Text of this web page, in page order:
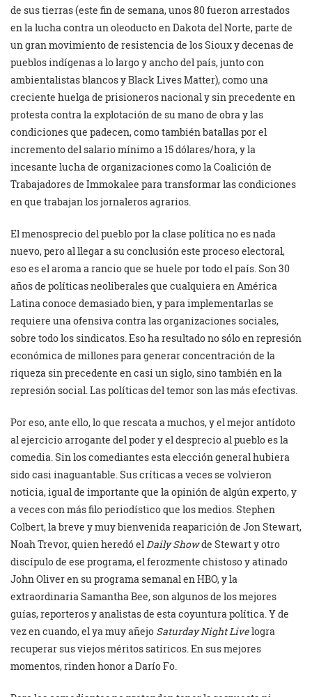
de sus tierras (este fin de semana, unos 80 fueron arrestados
en la lucha contra un oleoducto en Dakota del Norte, parte de
un gran movimiento de resistencia de los Sioux y decenas de
pueblos indígenas a lo largo y ancho del país, junto con
ambientalistas blancos y Black Lives Matter), como una
creciente huelga de prisioneros nacional y sin precedente en
protesta contra la explotación de su mano de obra y las
condiciones que padecen, como también batallas por el
incremento del salario mínimo a 15 dólares/hora, y la
incesante lucha de organizaciones como la Coalición de
Trabajadores de Immokalee para transformar las condiciones
en que trabajan los jornaleros agrarios.
El menosprecio del pueblo por la clase política no es nada
nuevo, pero al llegar a su conclusión este proceso electoral,
eso es el aroma a rancio que se huele por todo el país. Son 30
años de políticas neoliberales que cualquiera en América
Latina conoce demasiado bien, y para implementarlas se
requiere una ofensiva contra las organizaciones sociales,
sobre todo los sindicatos. Eso ha resultado no sólo en represión
económica de millones para generar concentración de la
riqueza sin precedente en casi un siglo, sino también en la
represión social. Las políticas del temor son las más efectivas.
Por eso, ante ello, lo que rescata a muchos, y el mejor antídoto
al ejercicio arrogante del poder y el desprecio al pueblo es la
comedia. Sin los comediantes esta elección general hubiera
sido casi inaguantable. Sus críticas a veces se volvieron
noticia, igual de importante que la opinión de algún experto, y
a veces con más filo periodístico que los medios. Stephen
Colbert, la breve y muy bienvenida reaparición de Jon Stewart,
Noah Trevor, quien heredó elDaily Showde Stewart y otro
discípulo de ese programa, el ferozmente chistoso y atinado
John Oliver en su programa semanal en HBO, y la
extraordinaria Samantha Bee, son algunos de los mejores
guías, reporteros y analistas de esta coyuntura política. Y de
vez en cuando, el ya muy añejo Saturday Night Livelogra
recuperar sus viejos méritos satíricos. En sus mejores
momentos, rinden honor a Darío Fo.